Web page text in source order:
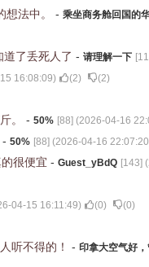
想法中。 - 乘坐商务舱回国的
了丢死人了 - 请理解一下 [
16:08:09) (2) (2)
。 - 50% [88] (2026-04-16
- 50% [88] (2026-04-16 22:07:20
很便宜 - Guest_yBdQ [143] (
04-15 16:11:49) (0) (0)
听不得的！ - 印拿大空气好，